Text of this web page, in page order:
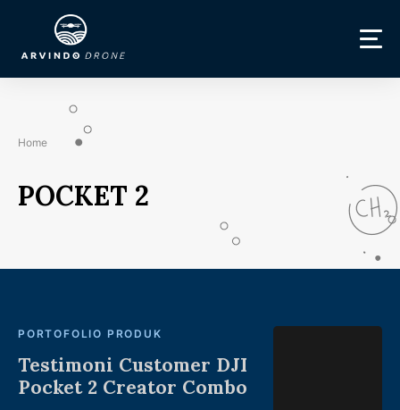
Home
POCKET 2
PORTOFOLIO PRODUK
Testimoni Customer DJI
Pocket 2 Creator Combo